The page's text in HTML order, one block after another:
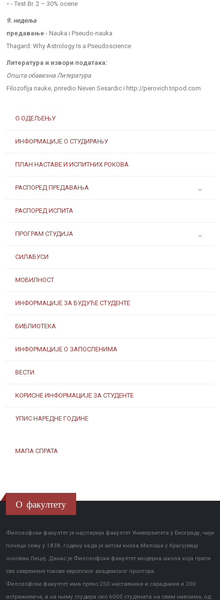
О ОДЕЉЕЊУ
ИНФОРМАЦИЈЕ О СТУДИРАЊУ
ПЛАН НАСТАВЕ И ИСПИТНИХ РОКОВА
РАСПОРЕД ПРЕДАВАЊА
РАСПОРЕД ИСПИТА
ПРОГРАМ СТУДИЈА
СИЛАБУСИ
МОБИЛНОСТ
ИНФОРМАЦИЈЕ ЗА БУДУЋЕ СТУДЕНТЕ
БИБЛИОТЕКА
ИНФОРМАЦИЈЕ О ЗАПОСЛЕНИМА
ВЕСТИ
КОРИСНЕ ИНФОРМАЦИЈЕ ЗА СТУДЕНТЕ
УПИС НАРЕДНЕ ГОДИНЕ
МАПА СПРАТА
- - Test Br. 2 – 30% ocene
9. недеља
предавање - Nauka i Pseudo-nauka
Thagard: Why Astrology Is a Pseudoscience
Литература и извори података:
Општа обавезна Литература
Filozofija nauke, priredio Neven Sesardic i http://perovich.tripod.com
О факултету
Филозофски факултет је најстарији факултет Универзитета у Београду, чији
почеци сежу у 1838. годину када је актом кнеза Милоша у Крагујевцу
основан Лицеј. Данас је Филозофски факултет модерна школа која прати
све савремене токове европског академског простора.
Филозофски факултет има преко 250 наставника и сарадника и 200
истраживача, а на њему студира око 6000 студената на свим нивоима, од